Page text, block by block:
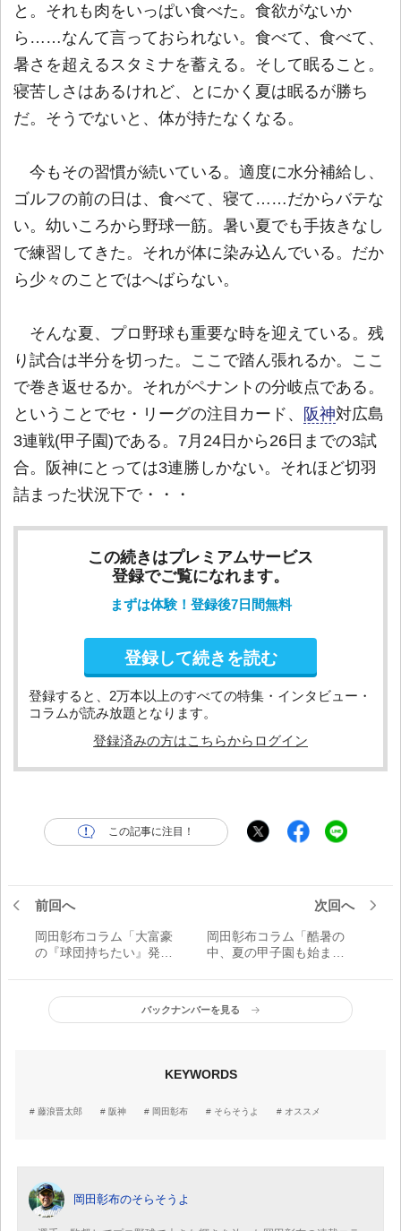
と。それも肉をいっぱい食べた。食欲がないか
ら……なんて言っておられない。食べて、食べて、
暑さを超えるスタミナを蓄える。そして眠ること。
寝苦しさはあるけれど、とにかく夏は眠るが勝ち
だ。そうでないと、体が持たなくなる。
今もその習慣が続いている。適度に水分補給し、
ゴルフの前の日は、食べて、寝て……だからバテな
い。幼いころから野球一筋。暑い夏でも手抜きなし
で練習してきた。それが体に染み込んでいる。だか
ら少々のことではへばらない。
そんな夏、プロ野球も重要な時を迎えている。残
り試合は半分を切った。ここで踏ん張れるか。ここ
で巻き返せるか。それがペナントの分岐点である。
ということでセ・リーグの注目カード、 阪神対広島
3連戦(甲子園)である。7月24日から26日までの3試
合。阪神にとっては3連勝しかない。それほど切羽
詰まった状況下で・・・
この続きはプレミアムサービス
登録でご覧になれます。
まずは体験！登録後7日間無料
登録して続きを読む
登録すると、2万本以上のすべての特集・インタビュー・
コラムが読み放題となります。
登録済みの方はこちらからログイン
この記事に注目！
前回へ
岡田彰布コラム「大富豪
の『球団持ちたい』発
提案があるわ。一方、広
島への挑戦権争いでは巨
人が投手陣の良い形を見
次回へ
岡田彰布コラム「酷暑の
中、夏の甲子園も始まり
リーグは1強5弱。広島に
死角が見当たらないわ」
バックナンバーを見る
KEYWORDS
藤浪晋太郎 阪神 岡田彰布 そらそうよ オススメ
岡田彰布のそらそうよ